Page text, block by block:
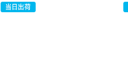
税抜 ￥5,270 /単価￥1.45